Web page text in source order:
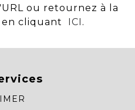
ou retournez à la
cliquant
ICI .